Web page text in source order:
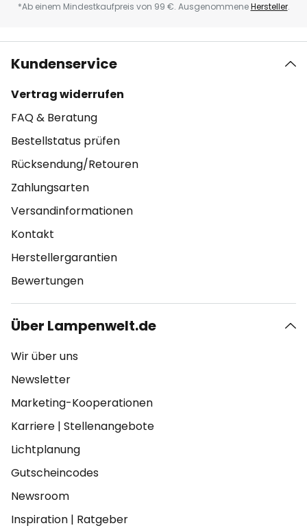
*Ab einem Mindestkaufpreis von 99 €. AusgenommeneHersteller.
Kundenservice
Vertrag widerrufen
FAQ & Beratung
Bestellstatus prüfen
Rücksendung/Retouren
Zahlungsarten
Versandinformationen
Kontakt
Herstellergarantien
Bewertungen
Über Lampenwelt.de
Wir über uns
Newsletter
Marketing-Kooperationen
Karriere | Stellenangebote
Lichtplanung
Gutscheincodes
Newsroom
Inspiration | Ratgeber